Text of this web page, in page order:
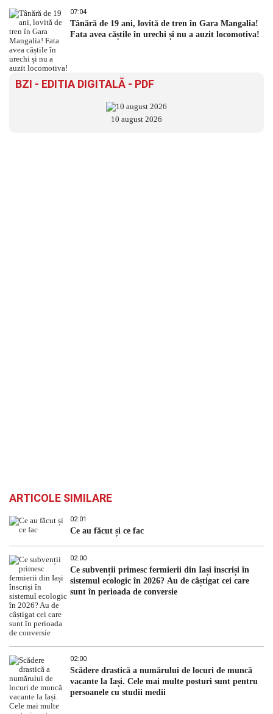
07:04
Tânără de 19 ani, lovită de tren în Gara Mangalia!
Fata avea căștile în urechi și nu a auzit locomotiva!
BZI - EDITIA DIGITALĂ - PDF
10 august 2026
ARTICOLE SIMILARE
02:01
Ce au făcut și ce fac
02:00
Ce subvenții primesc fermierii din Iași înscriși în
sistemul ecologic în 2026? Au de câștigat cei care
sunt în perioada de conversie
02:00
Scădere drastică a numărului de locuri de muncă
vacante la Iași. Cele mai multe posturi sunt pentru
persoanele cu studii medii